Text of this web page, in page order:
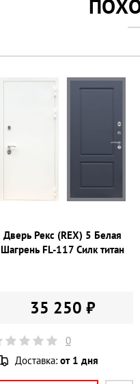
Дверь Рекс (REX) 5 Белая
Шагрень FL-117 Силк титан
35 250 ₽
0
Доставка: от 1 дня